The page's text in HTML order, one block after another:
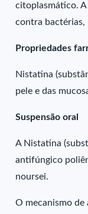
citoplasmático.
contra bactérias,
Propriedades
Nistatina
pele e das
Suspensão oral
A Nistatina
antifúngico
noursei.
O mecanismo de